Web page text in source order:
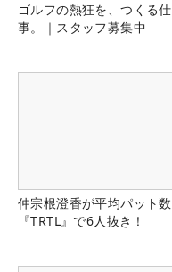
ゴルフの熱狂を、つくる仕
事。｜スタッフ募集中
仲宗根澄香が平均パット数
『TRTL』で6人抜き！